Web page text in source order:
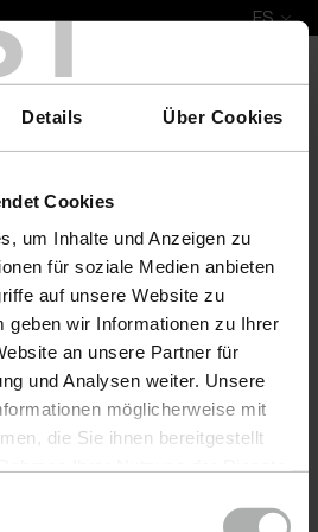
Details Über Cookies
Cookies
um Inhalte und Anzeigen zu
für soziale Medien anbieten
auf unsere Website zu
geben wir Informationen zu Ihrer
an unsere Partner für
und Analysen weiter. Unsere
möglicherweise mit
die Sie ihnen bereitgestellt
finden Sie unter
ES
Repair Set Lotus